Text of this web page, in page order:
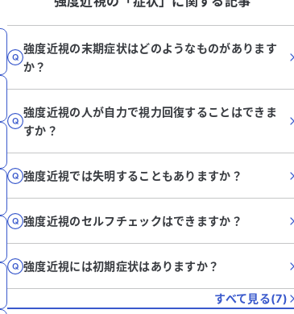
強度近視の末期症状はどのようなものがあります
か？
強度近視の人が自力で視力回復することはできま
すか？
強度近視では失明することもありますか？
強度近視のセルフチェックはできますか？
強度近視には初期症状はありますか？
すべて見る(7)